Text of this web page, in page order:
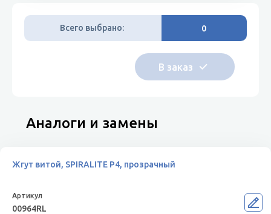
Всего выбрано: 0
Аналоги и замены
Жгут витой, SPIRALITE P4, прозрачный
00964RL